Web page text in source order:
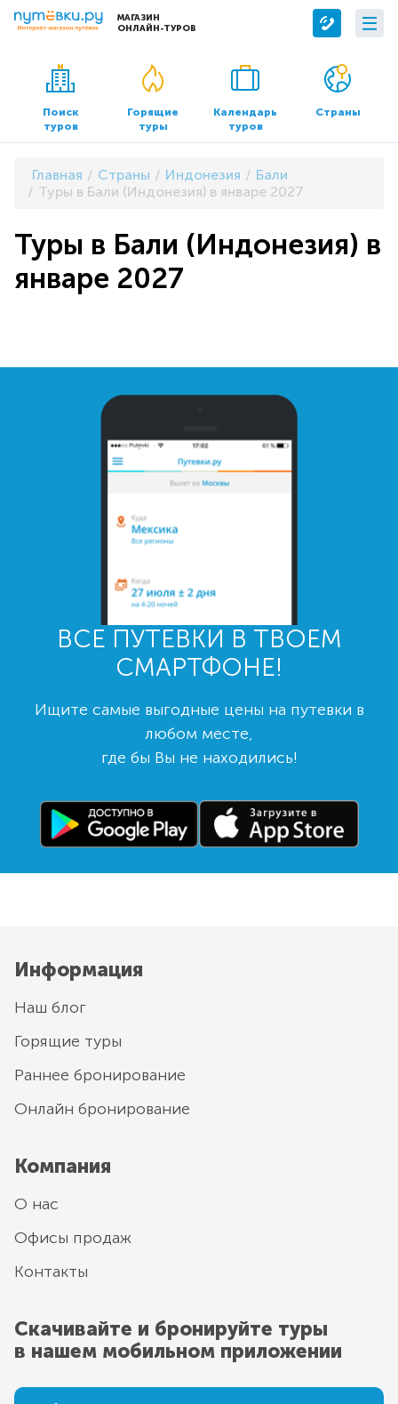
МАГАЗИН
ОНЛАЙН-ТУРОВ
Сервисы
Бронирование отелей
Трансфер
О компании
О нас
Контакты
Документы и реквизиты
Поиск
туров
Горящие
туры
Календарь
туров
Страны
Главная Страны Индонезия
Бали
Туры в Бали (Индонезия) в январе 2027
Туры в Бали (Индонезия) в
январе 2027
ВСЕ ПУТЕВКИ В ТВОЕМ
СМАРТФОНЕ!
Ищите самые выгодные цены на путевки в
любом месте,
где бы Вы не находились!
Информация
Наш блог
Горящие туры
Раннее бронирование
Онлайн бронирование
Компания
О нас
Офисы продаж
Контакты
Скачивайте и бронируйте туры
в нашем мобильном приложении